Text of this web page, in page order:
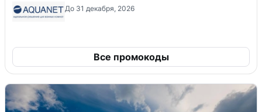
До 31 декабря, 2026
Все промокоды